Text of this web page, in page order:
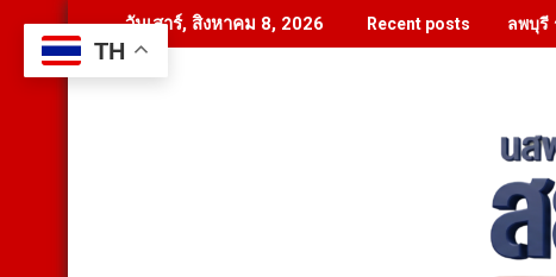
to
content
วันเสาร์, สิงหาคม 8, 2026 Recent posts ลพบุรี
TH